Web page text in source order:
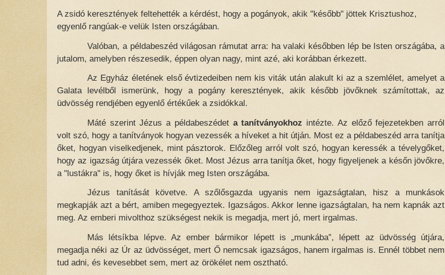
A zsidó keresztények feltehették a kérdést, hogy a pogányok, akik "később" jöttek Krisztushoz,
egyenlő rangúak-e velük Isten országában.
Valóban, a példabeszéd világosan rámutat arra: ha valaki későbben lép be Isten országába, a
jutalom, amelyben részesedik, éppen olyan nagy, mint azé, aki korábban érkezett.
Az Egyház életének első évtizedeiben nem kis viták után alakult ki az a szemlélet, amelyet a
Galata levélből ismerünk, hogy a pogány keresztények, akik később jövőknek számítottak, az
üdvösség rendjében egyenlő értékűek a zsidókkal.
Máté szerint Jézus a példabeszédet a tanítványokhoz intézte. Az előző fejezetekben arról
volt szó, hogy a tanítványok hogyan vezessék a híveket a hit útján. Most ez a példabeszéd arra tanítja
őket, hogyan viselkedjenek, mint pásztorok. Előzőleg arról volt szó, hogyan keressék a tévelygőket,
hogy az igazság útjára vezessék őket. Most Jézus arra tanítja őket, hogy figyeljenek a későn jövőkre,
a "lustákra" is, hogy őket is hívják meg Isten országába.
Jézus tanítását követve. A szőlősgazda ugyanis nem igazságtalan, hisz a munkások
megkapják azt a bért, amiben megegyeztek. Igazságos. Akkor lenne igazságtalan, ha nem kapnák azt
meg. Az emberi mivolthoz szükségest nekik is megadja, mert jó, mert irgalmas.
Más létsíkba lépve. Az ember bármikor lépett is „munkába”, lépett az üdvösség útjára,
megadja néki az Úr az üdvösséget, mert Ő nemcsak igazságos, hanem irgalmas is. Ennél többet nem
tud adni, és kevesebbet sem, mert az örökélet nem osztható.